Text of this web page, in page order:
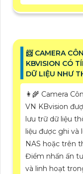
📨 CAMERA
KBVISION CÓ
DỮ LIỆU NHƯ
👩‍🌾 Camera
VN KBvision
lưu trữ dữ liệu
liệu được ghi
NAS hoặc trên
Điểm nhấn ấn
và linh hoạt